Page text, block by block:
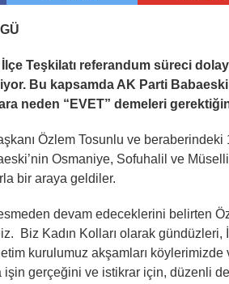
Teşkilatı referandum süreci
Bu kapsamda AK Parti
neden “EVET” demeleri
Özlem Tosunlu ve beraberindeki
Osmaniye, Sofuhalil ve
bir araya geldiler.
devam edeceklerini belirten
Biz Kadın Kolları olarak gündüzleri,
kurulumuz akşamları köylerimizde
işin gerçeğini ve istikrar için, düzenli